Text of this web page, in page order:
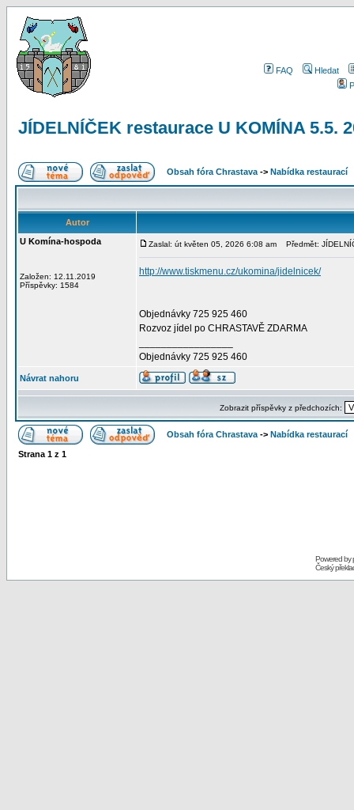
FAQ
Hledat
JÍDELNÍČEK restaurace U KOMÍNA 5.5.
Obsah fóra Chrastava -> Nabídka restaurací
Autor
U Komína-hospoda
Založen: 12.11.2019
Příspěvky: 1584
Zaslal: út květen 05, 2026 6:08 am Předmět:
http://www.tiskmenu.cz/ukomina/jidelnicek/
Objednávky 725 925 460
Rozvoz jídel po CHRASTAVĚ ZDARMA
Objednávky 725 925 460
Návrat nahoru
Zobrazit příspěvky z předchozích:
Obsah fóra Chrastava -> Nabídka restaurací
Strana 1 z 1
Powered by
Český